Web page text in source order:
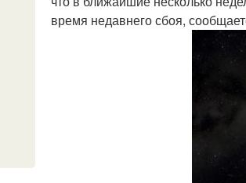
время недавнего сбоя,